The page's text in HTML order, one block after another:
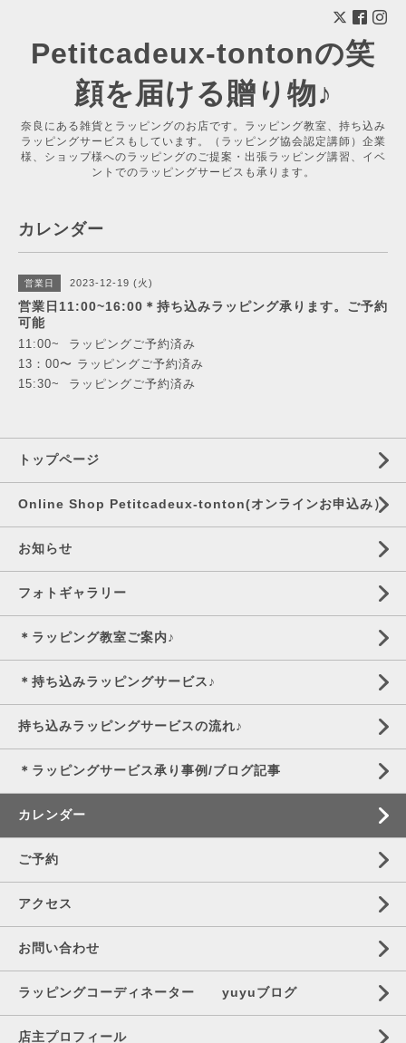
Petitcadeux-tontonの笑
顔を届ける贈り物♪
奈良にある雑貨とラッピングのお店です。ラッピング教室、持ち込み
ラッピングサービスもしています。（ラッピング協会認定講師）企業
様、ショップ様へのラッピングのご提案・出張ラッピング講習、イベ
ントでのラッピングサービスも承ります。
カレンダー
営業日 2023-12-19 (火)
営業日11:00~16:00＊持ち込みラッピング承ります。ご予約
可能
11:00~ ラッピングご予約済み
13：00〜 ラッピングご予約済み
15:30~ ラッピングご予約済み
トップページ
Online Shop Petitcadeux-tonton(オンラインお申込み）
お知らせ
フォトギャラリー
＊ラッピング教室ご案内♪
＊持ち込みラッピングサービス♪
持ち込みラッピングサービスの流れ♪
＊ラッピングサービス承り事例/ブログ記事
カレンダー
ご予約
アクセス
お問い合わせ
ラッピングコーディネーター yuyuブログ
店主プロフィール